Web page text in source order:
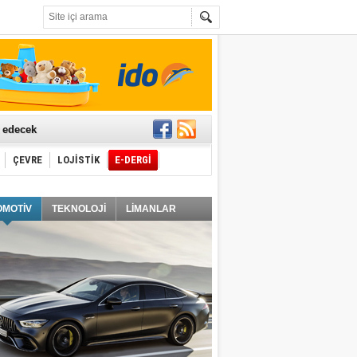
ÇEVRE LOJİSTİK E-DERGİ
TEKNOLOJİ LİMANLAR